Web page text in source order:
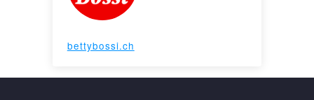
bettybossi.ch